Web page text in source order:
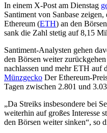
In einem X-Post am Dienstag
Santiment von Sanbase
Ethereum (ETH) an den
sank die Zahl stetig auf 8,15
Santiment-Analysten gehen
den Börsen weiter
nachlassen und mehr ETH auf
Münzgecko Der Ethereum-
Tagen zwischen 2.801 und
„Da Streiks insbesondere bei
weiterhin auf großes Interesse
den Börsen weiter sinken“, so